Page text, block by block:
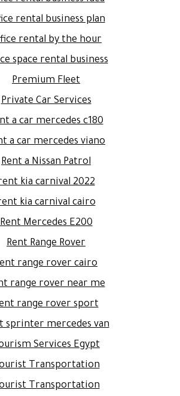
rental business plan
rental by the hour
space rental business
Premium Fleet
Private Car Services
a car mercedes c180
a car mercedes viano
Rent a Nissan Patrol
kia carnival 2022
kia carnival cairo
Rent Mercedes E200
Rent Range Rover
range rover cairo
range rover near me
range rover sport
sprinter mercedes van
Services Egypt
Transportation
Transportation